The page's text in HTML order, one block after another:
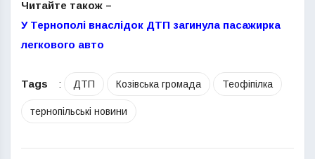
Читайте також –
У Тернополі внаслідок ДТП загинула пасажирка
легкового авто
Tags : ДТП Козівська громада Теофіпілка
тернопільські новини